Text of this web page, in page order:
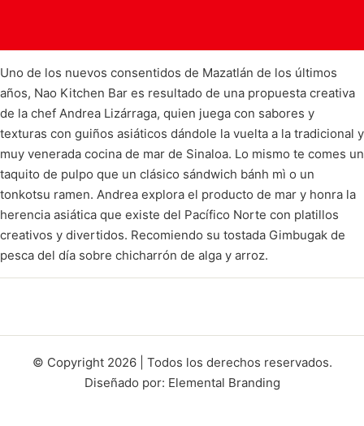
Uno de los nuevos consentidos de Mazatlán de los últimos
años, Nao Kitchen Bar es resultado de una propuesta creativa
de la chef Andrea Lizárraga, quien juega con sabores y
texturas con guiños asiáticos dándole la vuelta a la tradicional y
muy venerada cocina de mar de Sinaloa. Lo mismo te comes un
taquito de pulpo que un clásico sándwich bánh mì o un
tonkotsu ramen. Andrea explora el producto de mar y honra la
herencia asiática que existe del Pacífico Norte con platillos
creativos y divertidos. Recomiendo su tostada Gimbugak de
pesca del día sobre chicharrón de alga y arroz.
© Copyright 2026 | Todos los derechos reservados.
Diseñado por: Elemental Branding